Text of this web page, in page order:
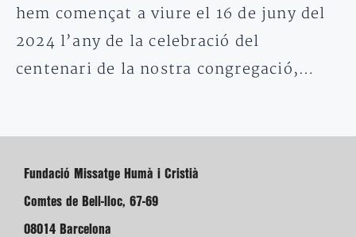
hem començat a viure el 16 de juny del
2024 l’any de la celebració del
centenari de la nostra congregació,…
Fundació Missatge Humà i Cristià
Comtes de Bell-lloc, 67-69
08014 Barcelona